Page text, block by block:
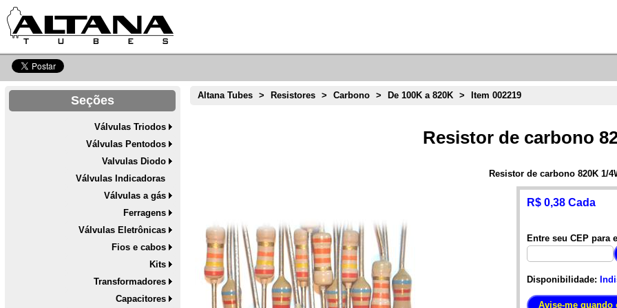
Seções
Válvulas Triodos
Válvulas Pentodos
Valvulas Diodo
Válvulas Indicadoras
Válvulas a gás
Ferragens
Válvulas Eletrônicas
Fios e cabos
Kits
Transformadores
Capacitores
Altana Tubes > Resistores > Carbono > De 100K a 820K > Item 002219
Resistor de carbono
Resistor de carbono 820K 1/
R$ 0,38 Cada
Entre seu CEP para
Disponibilidade: